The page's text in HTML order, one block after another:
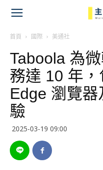
首頁 國際 美通社
Taboola 為
務達 10 年，
Edge 瀏覽
驗
2025-03-19 09:00